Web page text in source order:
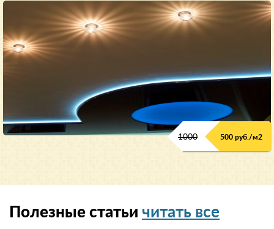
1000 500 руб./м2
Полезные статьи читать все